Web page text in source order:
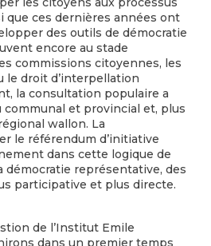
que ces dernières années ont
des outils de démocratie
encore au stade
commissions citoyennes, les
le droit d’interpellation
la consultation populaire a
et provincial et, plus
wallon. La
le référendum d’initiative
dans cette logique de
démocratie représentative, des
participative et plus directe.
de l’Institut Emile
dans un premier temps